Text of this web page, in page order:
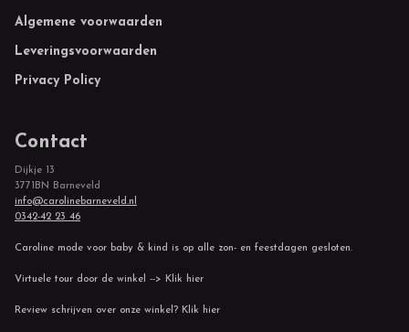
Footer
Algemene voorwaarden
Leveringsvoorwaarden
Privacy Policy
Contact
Dijkje 13
3771BN Barneveld
info@carolinebarneveld.nl
0342-42 23 46
Caroline mode voor baby & kind is op alle zon- en feestdagen gesloten.
Virtuele tour door de winkel --> Klik hier
Review schrijven over onze winkel? Klik hier